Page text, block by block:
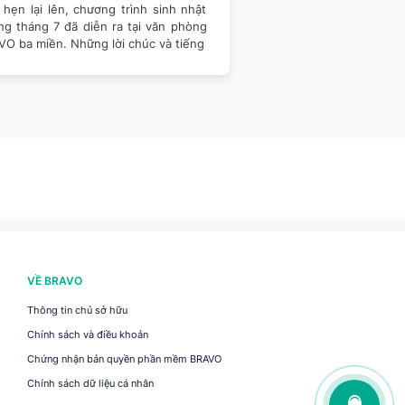
hẹn lại lên, chương trình sinh nhật
tháng 7 đã diễn ra tại văn phòng
ba miền. Những lời chúc và tiếng
VỀ BRAVO
Thông tin chủ sở hữu
Chính sách và điều khoản
Chứng nhận bản quyền phần mềm BRAVO
Chính sách dữ liệu cá nhân